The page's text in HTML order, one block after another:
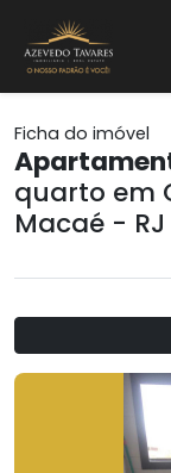
Ficha do imóvel
quarto em
Macaé - RJ